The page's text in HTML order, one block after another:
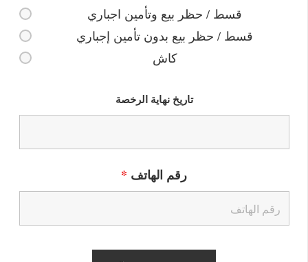
قسط / حظر بيع وتأمين اجباري
قسط / حظر بيع بدون تأمين إجباري
كاش
تاريخ نهاية الرخصة
رقم الهاتف *